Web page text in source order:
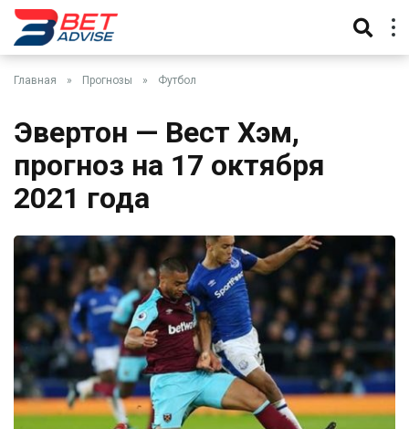
Главная » Прогнозы » Футбол
Эвертон — Вест Хэм,
прогноз на 17 октября
2021 года